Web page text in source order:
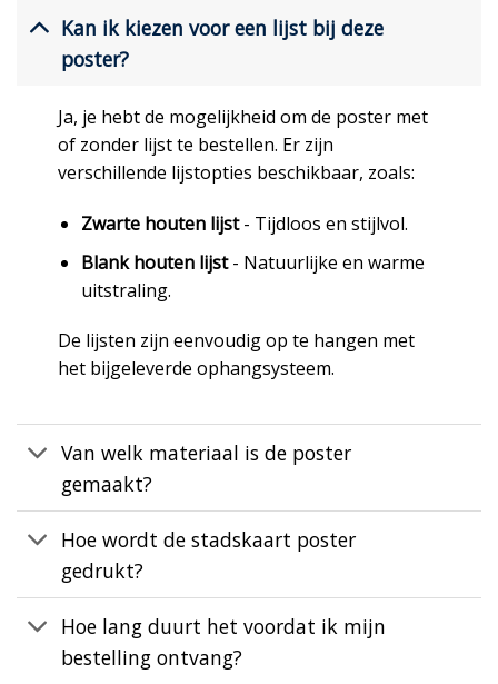
Kan ik kiezen voor een lijst bij deze
poster?
Ja, je hebt de mogelijkheid om de poster met
of zonder lijst te bestellen. Er zijn
verschillende lijstopties beschikbaar, zoals:
Zwarte houten lijst- Tijdloos en stijlvol.
Blank houten lijst- Natuurlijke en warme
uitstraling.
De lijsten zijn eenvoudig op te hangen met
het bijgeleverde ophangsysteem.
Van welk materiaal is de poster
gemaakt?
Hoe wordt de stadskaart poster
gedrukt?
Hoe lang duurt het voordat ik mijn
bestelling ontvang?